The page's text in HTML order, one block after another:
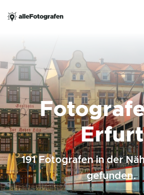
Erfurt
191 Fotografen in der
gefunden.